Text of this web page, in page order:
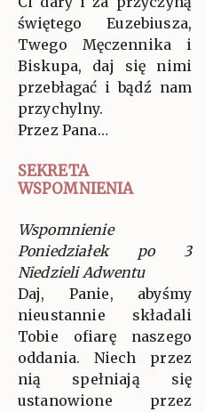
świętego Euzebiusza,
Twego Męczennika i
Biskupa, daj się nimi
przebłagać i bądź nam
przychylny.
Przez Pana…
SEKRETA
WSPOMNIENIA
Wspomnienie
Poniedziałek po 3
Niedzieli Adwentu
Daj, Panie, abyśmy
nieustannie składali
Tobie ofiarę naszego
oddania. Niech przez
nią spełniają się
ustanowione przez